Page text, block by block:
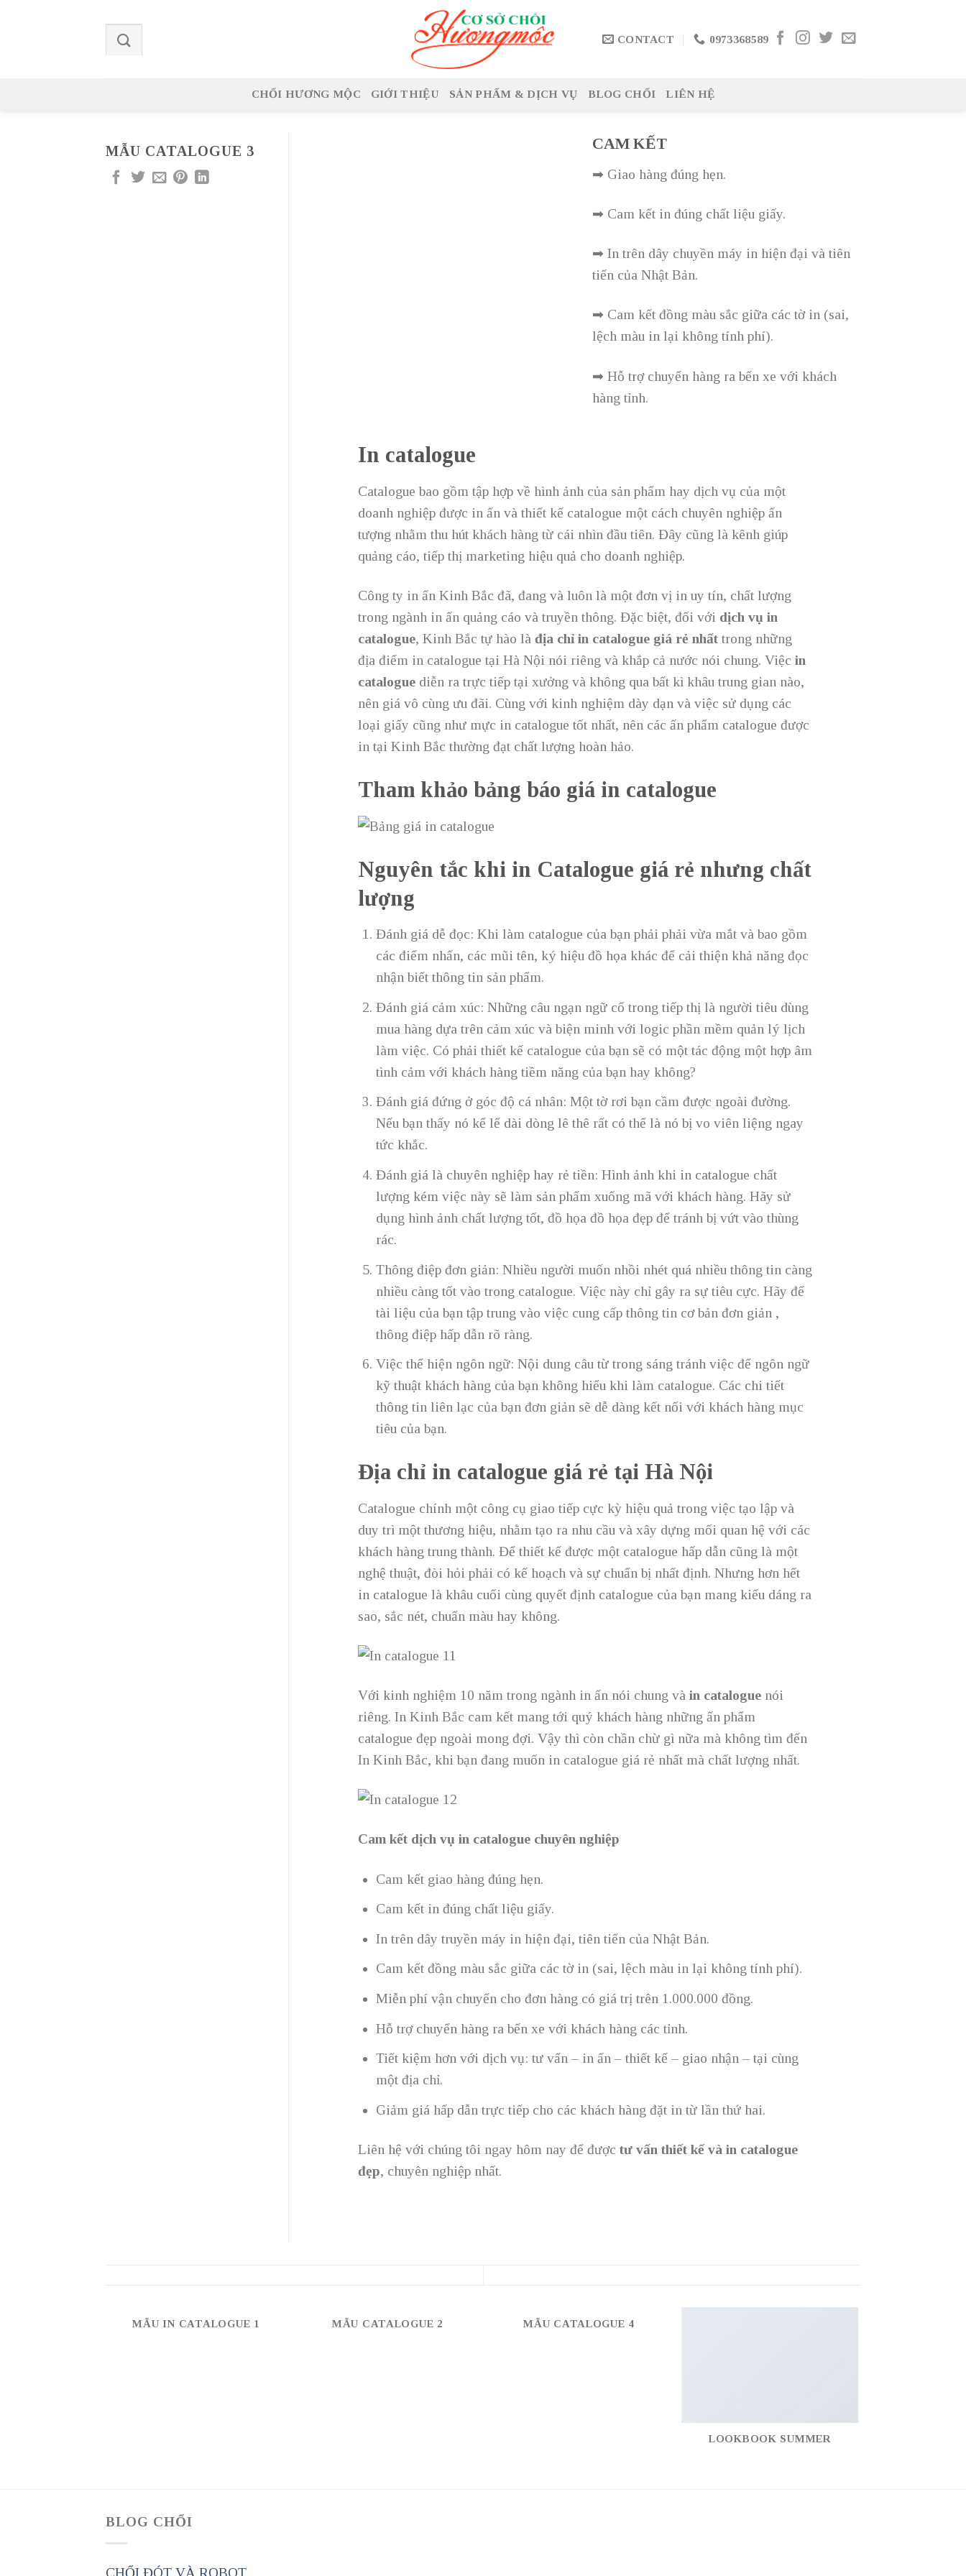
CONTACT 0973368589
CHỔI HƯƠNG MỘC GIỚI THIỆU SẢN PHẨM & DỊCH VỤ BLOG CHỔI LIÊN HỆ
MẪU CATALOGUE 3 CAM KẾT
➡ Giao hàng đúng hẹn.
➡ Cam kết in đúng chất liệu giấy.
➡ In trên dây chuyền máy in hiện đại và tiên
tiến của Nhật Bản.
➡ Cam kết đồng màu sắc giữa các tờ in (sai,
lệch màu in lại không tính phí).
➡ Hỗ trợ chuyển hàng ra bến xe với khách
hàng tỉnh.
In catalogue
Catalogue bao gồm tập hợp về hình ảnh của sản phẩm hay dịch vụ của một
doanh nghiệp được in ấn và thiết kế catalogue một cách chuyên nghiệp ấn
tượng nhằm thu hút khách hàng từ cái nhìn đầu tiên. Đây cũng là kênh giúp
quảng cáo, tiếp thị marketing hiệu quả cho doanh nghiệp.
Công ty in ấn Kinh Bắc đã, đang và luôn là một đơn vị in uy tín, chất lượng
trong ngành in ấn quảng cáo và truyền thông. Đặc biệt, đối với dịch vụ in
catalogue, Kinh Bắc tự hào làđịa chỉ in catalogue giá rẻ nhất trong những
địa điểm in catalogue tại Hà Nội nói riêng và khắp cả nước nói chung. Việcin
catalogue diễn ra trực tiếp tại xưởng và không qua bất kì khâu trung gian nào,
nên giá vô cùng ưu đãi. Cùng với kinh nghiệm dày dạn và việc sử dụng các
loại giấy cũng như mực in catalogue tốt nhất, nên các ấn phẩm catalogue được
in tại Kinh Bắc thường đạt chất lượng hoàn hảo.
Tham khảo bảng báo giá in catalogue
Nguyên tắc khi in Catalogue giá rẻ nhưng chất
lượng
Đánh giá dễ đọc: Khi làm catalogue của bạn phải phải vừa mắt và bao gồm
các điểm nhấn, các mũi tên, ký hiệu đồ họa khác để cải thiện khả năng đọc
nhận biết thông tin sản phẩm.
Đánh giá cảm xúc: Những câu ngạn ngữ cổ trong tiếp thị là người tiêu dùng
mua hàng dựa trên cảm xúc và biện minh với logic phần mềm quản lý lịch
làm việc. Có phải thiết kế catalogue của bạn sẽ có một tác động một hợp âm
tình cảm với khách hàng tiềm năng của bạn hay không?
Đánh giá đứng ở góc độ cá nhân: Một tờ rơi bạn cầm được ngoài đường.
Nếu bạn thấy nó kể lể dài dòng lê thê rất có thể là nó bị vo viên liệng ngay
tức khắc.
Đánh giá là chuyên nghiệp hay rẻ tiền: Hình ảnh khi in catalogue chất
lượng kém việc này sẽ làm sản phẩm xuống mã với khách hàng. Hãy sử
dụng hình ảnh chất lượng tốt, đồ họa đồ họa đẹp để tránh bị vứt vào thùng
rác.
Thông điệp đơn giản: Nhiều người muốn nhồi nhét quá nhiều thông tin càng
nhiều càng tốt vào trong catalogue. Việc này chỉ gây ra sự tiêu cực. Hãy để
tài liệu của bạn tập trung vào việc cung cấp thông tin cơ bản đơn giản ,
thông điệp hấp dẫn rõ ràng.
Việc thể hiện ngôn ngữ: Nội dung câu từ trong sáng tránh việc để ngôn ngữ
kỹ thuật khách hàng của bạn không hiểu khi làm catalogue. Các chi tiết
thông tin liên lạc của bạn đơn giản sẽ dễ dàng kết nối với khách hàng mục
tiêu của bạn.
Địa chỉ in catalogue giá rẻ tại Hà Nội
Catalogue chính một công cụ giao tiếp cực kỳ hiệu quả trong việc tạo lập và
duy trì một thương hiệu, nhằm tạo ra nhu cầu và xây dựng mối quan hệ với các
khách hàng trung thành. Để thiết kế được một catalogue hấp dẫn cũng là một
nghệ thuật, đòi hỏi phải có kế hoạch và sự chuẩn bị nhất định. Nhưng hơn hết
in catalogue là khâu cuối cùng quyết định catalogue của bạn mang kiểu dáng ra
sao, sắc nét, chuẩn màu hay không.
Với kinh nghiệm 10 năm trong ngành in ấn nói chung vàin catalogue nói
riêng. In Kinh Bắc cam kết mang tới quý khách hàng những ấn phẩm
catalogue đẹp ngoài mong đợi. Vậy thì còn chần chừ gì nữa mà không tìm đến
In Kinh Bắc, khi bạn đang muốn in catalogue giá rẻ nhất mà chất lượng nhất.
Cam kết dịch vụ in catalogue chuyên nghiệp
Cam kết giao hàng đúng hẹn.
Cam kết in đúng chất liệu giấy.
In trên dây truyền máy in hiện đại, tiên tiến của Nhật Bản.
Cam kết đồng màu sắc giữa các tờ in (sai, lệch màu in lại không tính phí).
Miễn phí vận chuyển cho đơn hàng có giá trị trên 1.000.000 đồng.
Hỗ trợ chuyển hàng ra bến xe với khách hàng các tỉnh.
Tiết kiệm hơn với dịch vụ: tư vấn – in ấn – thiết kế – giao nhận – tại cùng
một địa chỉ.
Giảm giá hấp dẫn trực tiếp cho các khách hàng đặt in từ lần thứ hai.
Liên hệ với chúng tôi ngay hôm nay để đượctư vấn thiết kế và in catalogue
đẹp, chuyên nghiệp nhất.
MẪU IN CATALOGUE 1 MẪU CATALOGUE 2 MẪU CATALOGUE 4
LOOKBOOK SUMMER
BLOG CHỔI
CHỔI ĐÓT VÀ ROBOT